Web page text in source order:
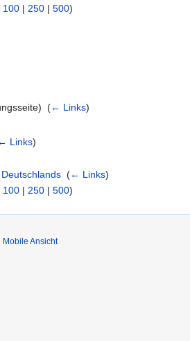
100 | 250 | 500)
(← Links)
← Links)
‎(← Links)
100 | 250 | 500)
Mobile Ansicht